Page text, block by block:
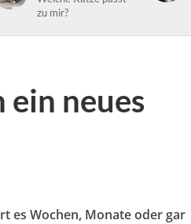
zu mir?
neues
es Wochen, Monate oder gar